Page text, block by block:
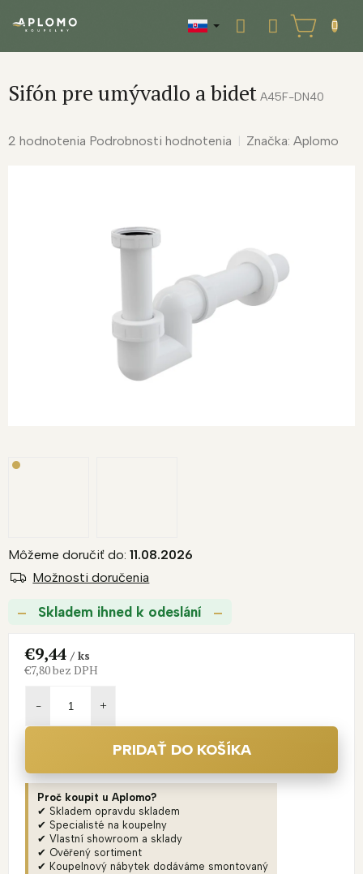
NÁKUPNÝ
KOŠÍK
Sifón pre umývadlo a bidet A45F-DN40
Priemerné
2 hodnotenia Podrobnosti hodnotenia Značka: Aplomo
Skladem ihned k odeslání
Môžeme doručiť do: 11.08.2026
Možnosti doručenia
€9,44/ ks
€7,80 bez DPH
PRIDAŤ DO KOŠÍKA
Proč koupit u Aplomo?
✔ Skladem opravdu skladem
✔ Specialisté na koupelny
✔ Vlastní showroom a sklady
✔ Ověřený sortiment
✔ Koupelnový nábytek dodáváme smontovaný